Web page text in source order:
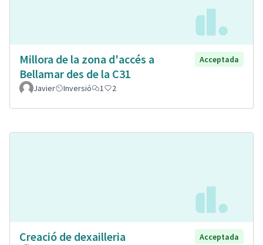
Millora de la zona d'accés a
Bellamar des de la C31
Acceptada
Javier Inversió 1 2
Creació de dexailleria
Acceptada